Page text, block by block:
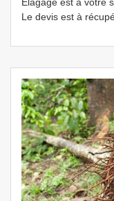
Le devis est à